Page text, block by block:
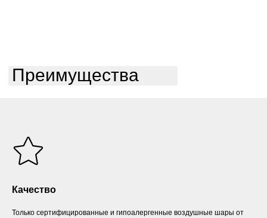
Преимущества
Качество
Только сертифицированные и гипоалергенные воздушные шары от